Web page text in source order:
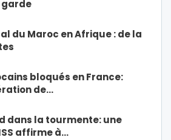
garde
du Maroc en Afrique : de la
bloqués en France:
de…
dans la tourmente: une
affirme à…